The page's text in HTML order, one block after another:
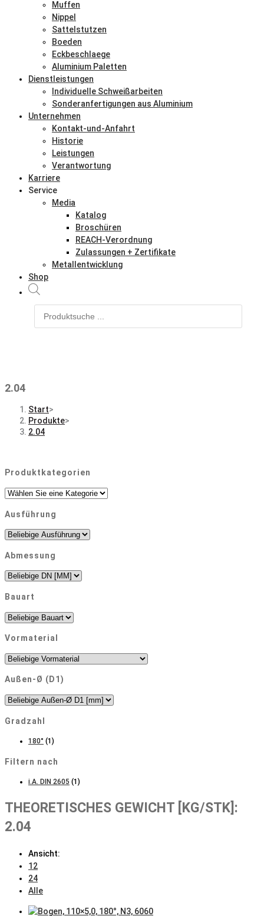
Muffen
Nippel
Sattelstutzen
Boeden
Eckbeschlaege
Aluminium Paletten
Dienstleistungen
Individuelle Schweißarbeiten
Sonderanfertigungen aus Aluminium
Unternehmen
Kontakt-und-Anfahrt
Historie
Leistungen
Verantwortung
Karriere
Service
Media
Katalog
Broschüren
REACH-Verordnung
Zulassungen + Zertifikate
Metallentwicklung
Shop
2.04
Start>
Produkte>
2.04
Produktkategorien
Ausführung
Abmessung
Bauart
Vormaterial
Außen-Ø (D1)
Gradzahl
180° (1)
Filtern nach
i.A. DIN 2605 (1)
THEORETISCHES GEWICHT [KG/STK]:
2.04
Ansicht:
12
24
Alle